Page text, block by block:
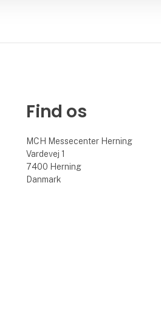
Find os
MCH Messecenter Herning
Vardevej 1
7400 Herning
Danmark